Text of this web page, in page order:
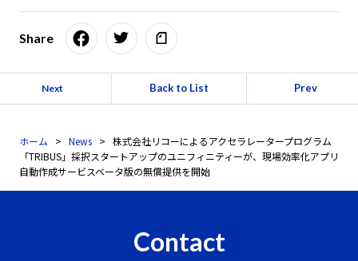
Share
Next Back to List Prev
ホーム News
株式会社リコーによるアクセラレータープログラム
「TRIBUS」採択スタートアップのユニフィニティーが、現場効率化アプリ
自動作成サービスベータ版の無償提供を開始
Contact